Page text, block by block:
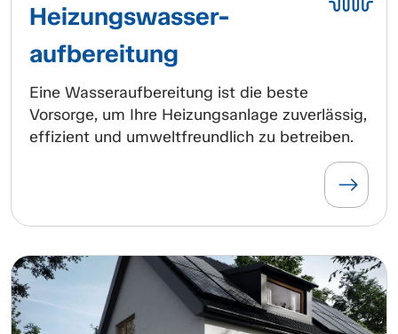
Heizungs­wasser­
aufbereitung
Eine Wasseraufbereitung ist die beste
Vorsorge, um Ihre Heizungsanlage zuverlässig,
effizient und umweltfreundlich zu betreiben.